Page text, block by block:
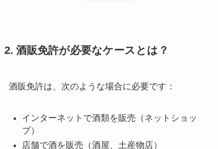
2. 酒販免許が必要なケースとは？
酒販免許は、次のような場合に必要です：
インターネットで酒類を販売（ネットショッ
プ）
店舗で酒を販売（酒屋、土産物店）